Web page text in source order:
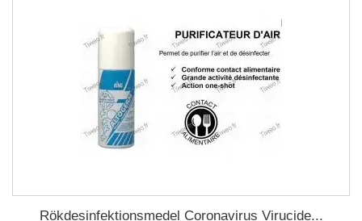
Rökdesinfektionsmedel Coronavirus Virucide...